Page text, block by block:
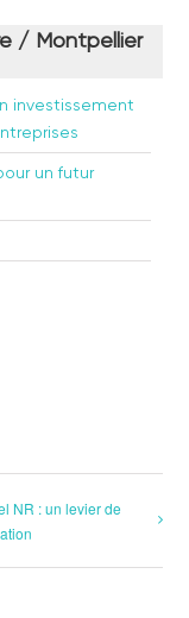
/ Montpellier
investissement
un futur
NR : un levier de